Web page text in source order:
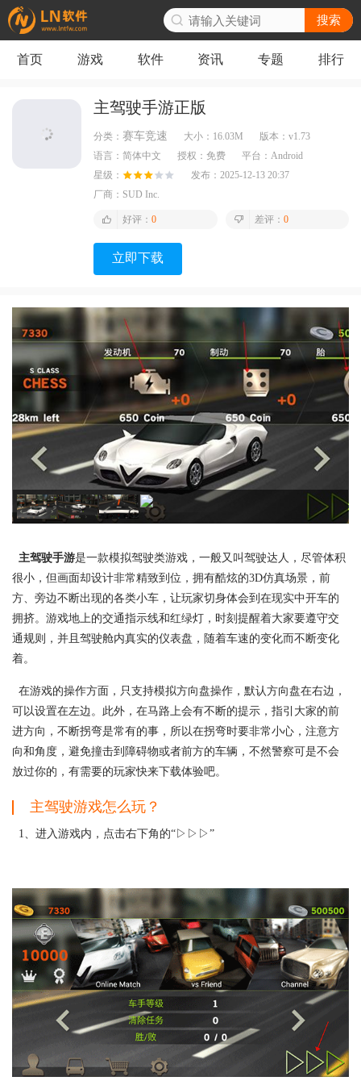
搜索
首页 游戏 软件 资讯 专题 排行
主驾驶手游正版
分类： 赛车竞速 大小： 16.03M 版本： v1.73
语言： 简体中文 授权： 免费 平台： Android
星级：
发布： 2025-12-13 20:37
厂商： SUD Inc.
好评： 0 差评： 0
立即下载
主驾驶手游是一款模拟驾驶类游戏，一般又叫驾驶达人，尽管体积
很小，但画面却设计非常精致到位，拥有酷炫的3D仿真场景，前
方、旁边不断出现的各类小车，让玩家切身体会到在现实中开车的
拥挤。游戏地上的交通指示线和红绿灯，时刻提醒着大家要遵守交
通规则，并且驾驶舱内真实的仪表盘，随着车速的变化而不断变化
着。
在游戏的操作方面，只支持模拟方向盘操作，默认方向盘在右边，
可以设置在左边。此外，在马路上会有不断的提示，指引大家的前
进方向，不断拐弯是常有的事，所以在拐弯时要非常小心，注意方
向和角度，避免撞击到障碍物或者前方的车辆，不然警察可是不会
放过你的，有需要的玩家快来下载体验吧。
主驾驶游戏怎么玩？
1、进入游戏内，点击右下角的“▷▷▷”